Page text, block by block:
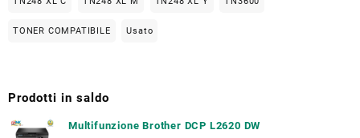
TONER COMPATIBILE Usato
Prodotti in saldo
Multifunzione Brother DCP L2620 DW